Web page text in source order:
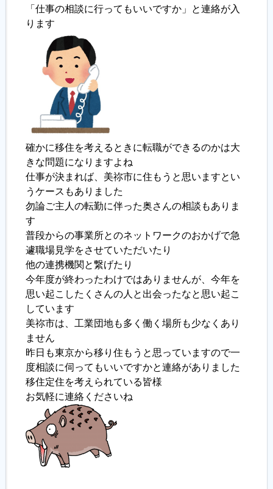
「仕事の相談に行ってもいいですか」と連絡が入
ります
確かに移住を考えるときに転職ができるのかは大
きな問題になりますよね
仕事が決まれば、美祢市に住もうと思いますとい
うケースもありました
勿論ご主人の転勤に伴った奥さんの相談もありま
す
普段からの事業所とのネットワークのおかげで急
遽職場見学をさせていただいたり
他の連携機関と繋げたり
今年度が終わったわけではありませんが、今年を
思い起こしたくさんの人と出会ったなと思い起こ
しています
美祢市は、工業団地も多く働く場所も少なくあり
ません
昨日も東京から移り住もうと思っていますので一
度相談に伺ってもいいですかと連絡がありました
移住定住を考えられている皆様
お気軽に連絡くださいね